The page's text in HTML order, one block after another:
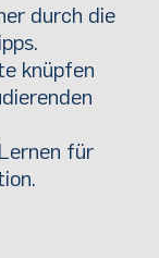
durch die
knüpfen
für